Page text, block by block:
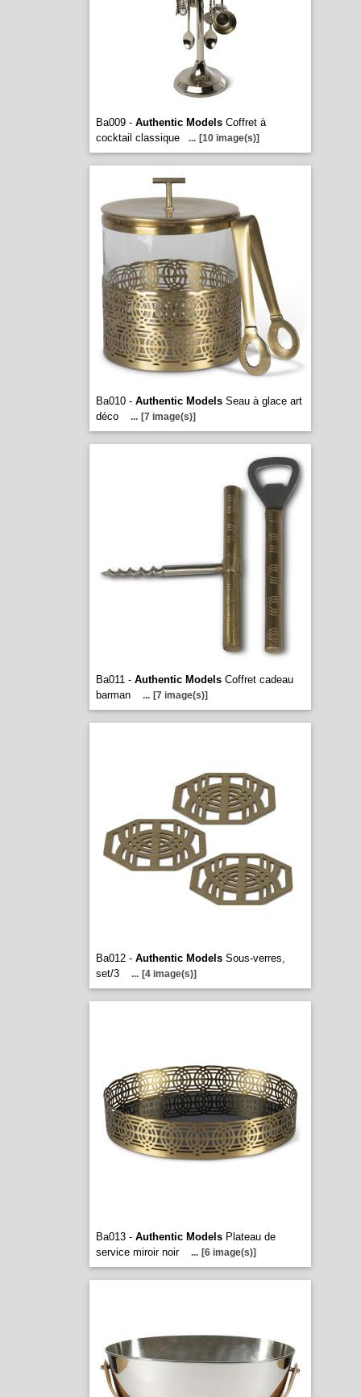
Ba009 - Authentic ModelsCoffret à
cocktail classique
... [10 image(s)]
Ba010 - Authentic ModelsSeau à glace art
déco
... [7 image(s)]
Ba011 - Authentic ModelsCoffret cadeau
barman
... [7 image(s)]
Ba012 - Authentic ModelsSous-verres,
set/3
... [4 image(s)]
Ba013 - Authentic ModelsPlateau de
service miroir noir
... [6 image(s)]